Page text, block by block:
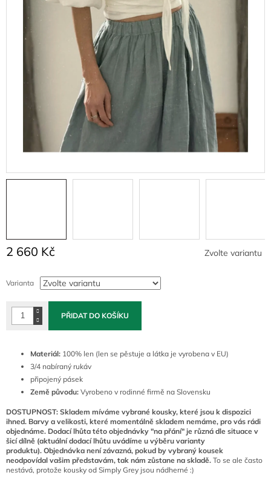
2 660 Kč
cena:
Zvolte variantu
Varianta
PŘIDAT DO KOŠÍKU
Materiál: 100% len (len se pěstuje a látka je vyrobena v EU)
3/4 nabíraný rukáv
připojený pásek
Země původu: Vyrobeno v rodinné firmě na Slovensku
DOSTUPNOST: Skladem míváme vybrané kousky, které jsou k dispozici
ihned. Barvy a velikosti, které momentálně skladem nemáme, pro vás rádi
objednáme. Dodací lhůta této objednávky "na přání" je různá dle situace v
šicí dílně (aktuální dodací lhůtu uvádíme u výběru varianty
produktu). Objednávka není závazná, pokud by vybraný kousek
neodpovídal vašim představám, tak nám zůstane na skladě. To se ale často
nestává, protože kousky od Simply Grey jsou nádherné :)